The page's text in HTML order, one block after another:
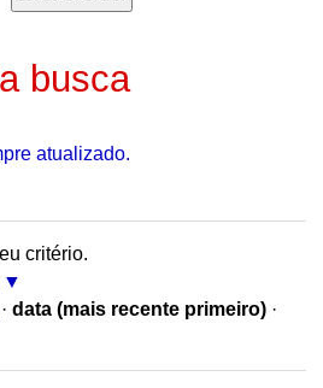
busca
atualizado.
critério.
· data (mais recente primeiro) ·